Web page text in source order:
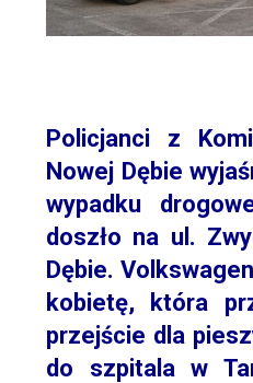
Policjanci z
Nowej Dębie
wypadku
doszło na ul.
Dębie.
kobietę, która
przejście dla
do szpitala w